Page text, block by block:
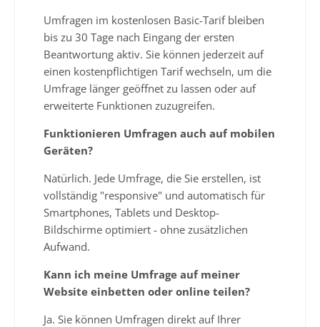
Umfragen im kostenlosen Basic-Tarif bleiben
bis zu 30 Tage nach Eingang der ersten
Beantwortung aktiv. Sie können jederzeit auf
einen kostenpflichtigen Tarif wechseln, um die
Umfrage länger geöffnet zu lassen oder auf
erweiterte Funktionen zuzugreifen.
Funktionieren Umfragen auch auf mobilen
Geräten?
Natürlich. Jede Umfrage, die Sie erstellen, ist
vollständig "responsive" und automatisch für
Smartphones, Tablets und Desktop-
Bildschirme optimiert - ohne zusätzlichen
Aufwand.
Kann ich meine Umfrage auf meiner
Website einbetten oder online teilen?
Ja. Sie können Umfragen direkt auf Ihrer